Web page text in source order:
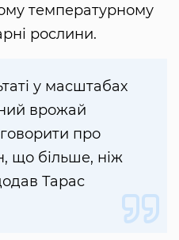
температурному
рослини.
у масштабах
врожай
про
що більше, ніж
Тарас